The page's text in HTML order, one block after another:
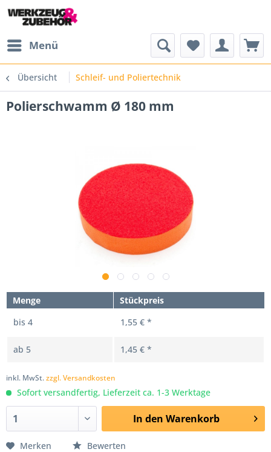
Menü
Übersicht Schleif- und Poliertechnik
Polierschwamm Ø 180 mm
Menge
Stückpreis
bis 4 1,55 € *
ab 5 1,45 € *
inkl. MwSt.zzgl. Versandkosten
Sofort versandfertig, Lieferzeit ca. 1-3 Werktage
In den Warenkorb
Merken Bewerten